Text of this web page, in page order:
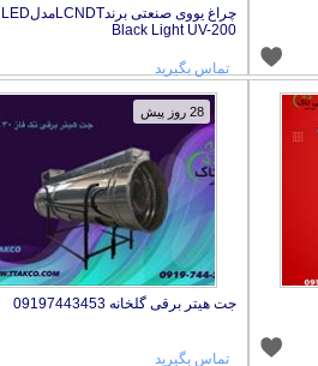
چراغ یووی صنعتی برندLCNDTمدلLED
Black Light UV-200
تماس بگیرید
28 روز پیش
جت هیتر برقی گلخانه 09197443453
تماس بگیرید